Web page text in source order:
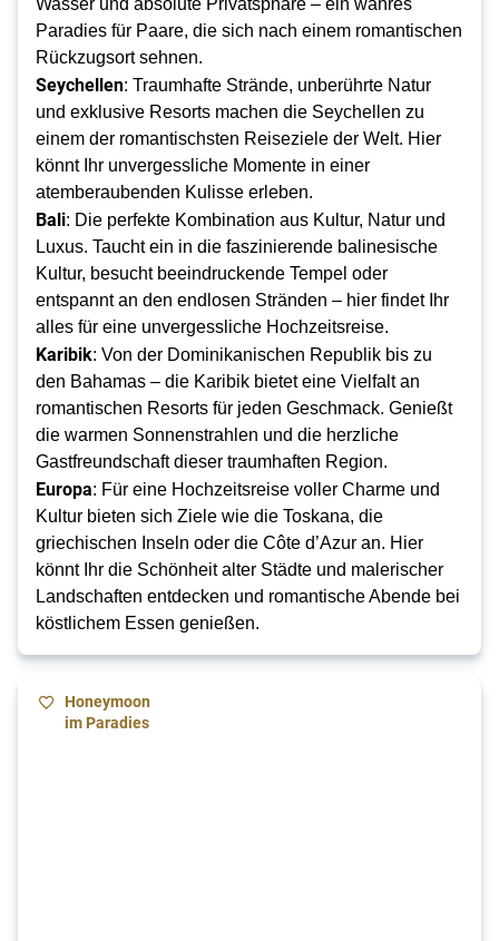
Wasser und absolute Privatsphäre – ein wahres
Paradies für Paare, die sich nach einem romantischen
Rückzugsort sehnen.
Seychellen: Traumhafte Strände, unberührte Natur
und exklusive Resorts machen die Seychellen zu
einem der romantischsten Reiseziele der Welt. Hier
könnt Ihr unvergessliche Momente in einer
atemberaubenden Kulisse erleben.
Bali: Die perfekte Kombination aus Kultur, Natur und
Luxus. Taucht ein in die faszinierende balinesische
Kultur, besucht beeindruckende Tempel oder
entspannt an den endlosen Stränden – hier findet Ihr
alles für eine unvergessliche Hochzeitsreise.
Karibik: Von der Dominikanischen Republik bis zu
den Bahamas – die Karibik bietet eine Vielfalt an
romantischen Resorts für jeden Geschmack. Genießt
die warmen Sonnenstrahlen und die herzliche
Gastfreundschaft dieser traumhaften Region.
Europa: Für eine Hochzeitsreise voller Charme und
Kultur bieten sich Ziele wie die Toskana, die
griechischen Inseln oder die Côte d’Azur an. Hier
könnt Ihr die Schönheit alter Städte und malerischer
Landschaften entdecken und romantische Abende bei
köstlichem Essen genießen.
Honeymoon
im Paradies